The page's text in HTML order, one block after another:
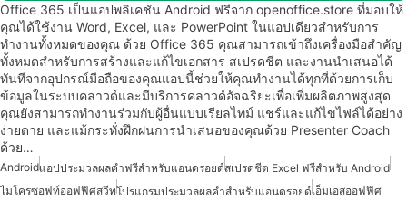
Office 365 เป็นแอปพลิเคชัน Android ฟรีจาก openoffice.store ที่มอบให้
คุณได้ใช้งาน Word, Excel, และ PowerPoint ในแอปเดียวสำหรับการ
ทำงานทั้งหมดของคุณ ด้วย Office 365 คุณสามารถเข้าถึงเครื่องมือสำคัญ
ทั้งหมดสำหรับการสร้างและแก้ไขเอกสาร สเปรดชีต และงานนำเสนอได้
ทันทีจากอุปกรณ์มือถือของคุณแอปนี้ช่วยให้คุณทำงานได้ทุกที่ด้วยการเก็บ
ข้อมูลในระบบคลาวด์และมีบริการคลาวด์อัจฉริยะเพื่อเพิ่มผลิตภาพสูงสุด
คุณยังสามารถทำงานร่วมกับผู้อื่นแบบเรียลไทม์ แชร์และแก้ไขไฟล์ได้อย่าง
ง่ายดาย และแม้กระทั่งฝึกฝนการนำเสนอของคุณด้วย Presenter Coach
ด้วย…
Androidแอปประมวลผลคำฟรีสำหรับแอนดรอยด์สเปรดชีต Excel ฟรีสำหรับ Android
ไมโครซอฟท์ออฟฟิศสวีทโปรแกรมประมวลผลคำสำหรับแอนดรอยด์เอ็มเอสออฟฟิศ